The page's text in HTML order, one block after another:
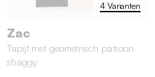
4 Varianten
Zac
Tapijt met geometrisch patroon
shaggy